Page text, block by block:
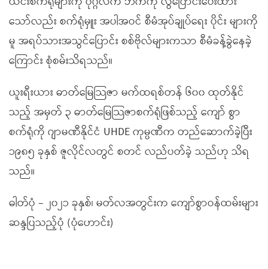
သော်လည်း စက်ရုံမှူး အပါအဝင် စီမံအုပ်ချုပ်ရေး ပိုင်း များကို
မူ အရပ်သားအသွင်ပြောင်း စစ်ဗိုလ်များကသာ စီမံခန့်ခွဲနေခဲ့
ကြောင်း စုံစမ်းသိရသည်။
ယူးရီးယား ဓာတ်မြေသြဇာ မက်ထရစ်တန် ၆၀၀ ထုတ်နိုင်
သည့် အမှတ် ၃ ဓာတ်မြေသြဇာစက်ရုံဖြစ်သည့် ကျော် စွာ
စက်ရုံကို ဂျာမဏီနိုင်ငံ UHDE ကုမ္ပဏီက တည်ဆောက်ခဲ့ပြီး
၁၉၈၅ ခုနှစ် ဇူလိုင်လတွင် စတင် လည်ပတ်ခဲ့ သည်ဟု သိရ
သည်။
ဓါတ်ပုံ – ၂၀၂၁ ခုနှစ်၊ မတ်လအတွင်းက ကျော်စွာဝန်ထမ်းများ
ဆန္ဒပြသည့်ပုံ (ပုံဟောင်း)